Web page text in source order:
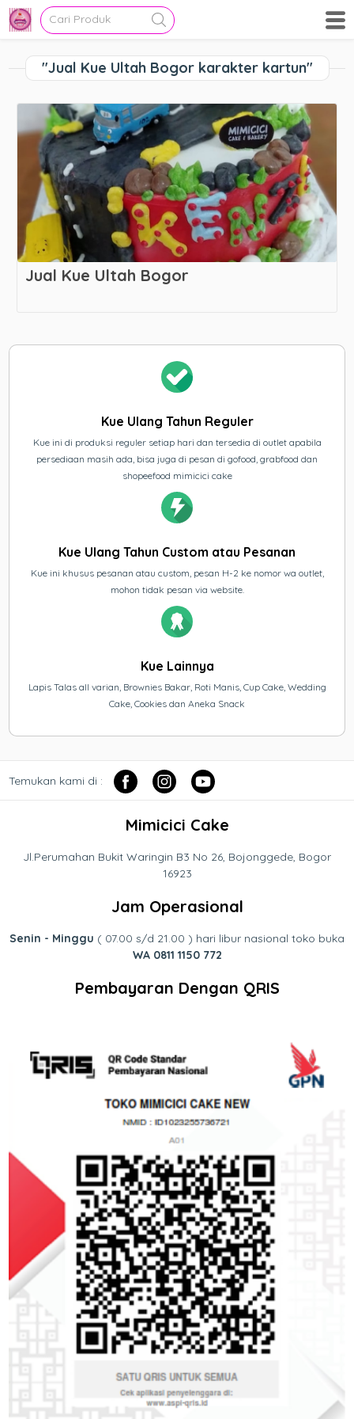
"Jual Kue Ultah Bogor karakter kartun"
Jual Kue Ultah Bogor
Kue Ulang Tahun Reguler
Kue ini di produksi reguler setiap hari dan tersedia di outlet apabila
persediaan masih ada, bisa juga di pesan di gofood, grabfood dan
shopeefood mimicici cake
Kue Ulang Tahun Custom atau Pesanan
Kue ini khusus pesanan atau custom, pesan H-2 ke nomor wa outlet,
mohon tidak pesan via website.
Kue Lainnya
Lapis Talas all varian, Brownies Bakar, Roti Manis, Cup Cake, Wedding
Cake, Cookies dan Aneka Snack
Temukan kami di :
Mimicici Cake
Jl.Perumahan Bukit Waringin B3 No 26, Bojonggede, Bogor
16923
Jam Operasional
Senin - Minggu ( 07.00 s/d 21.00 ) hari libur nasional toko buka
WA 0811 1150 772
Pembayaran Dengan QRIS